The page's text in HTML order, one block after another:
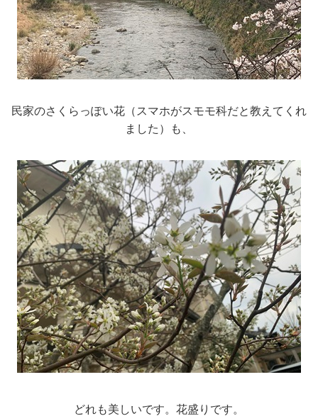
民家のさくらっぽい花（スマホがスモモ科だと教えてくれ
ました）も、
どれも美しいです。花盛りです。